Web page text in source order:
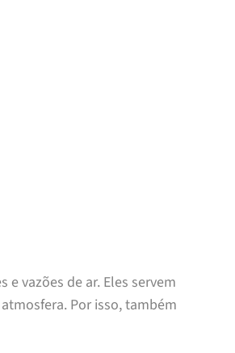
vazões de ar. Eles servem
Por isso, também